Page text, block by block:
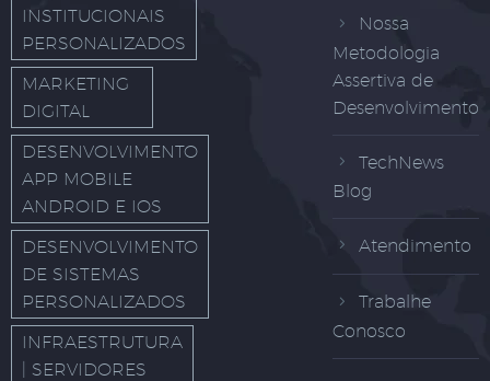
INSTITUCIONAIS
PERSONALIZADOS
MARKETING
DIGITAL
DESENVOLVIMENTO
APP MOBILE
ANDROID E IOS
DESENVOLVIMENTO
DE SISTEMAS
PERSONALIZADOS
INFRAESTRUTURA
| SERVIDORES
Nossa
Metodologia
Assertiva de
Desenvolvimento
TechNews
Blog
Atendimento
Trabalhe
Conosco